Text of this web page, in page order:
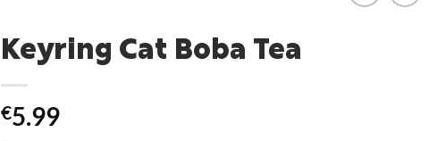
Keyring Cat Boba Tea
€5.99